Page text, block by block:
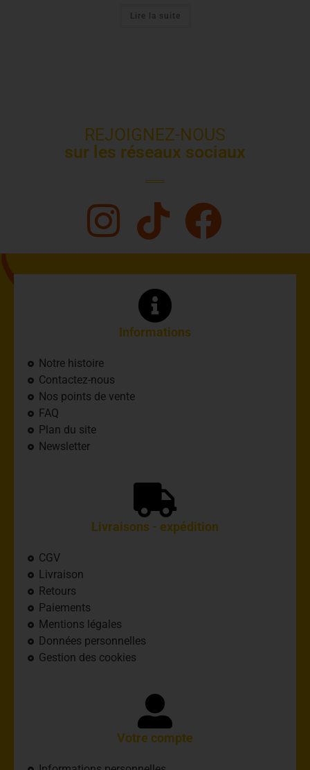
Lire la suite
REJOIGNEZ-NOUS
sur les réseaux sociaux
Informations
Notre histoire
Contactez-nous
Nos points de vente
FAQ
Plan du site
Newsletter
Livraisons - expédition
CGV
Livraison
Retours
Paiements
Mentions légales
Données personnelles
Gestion des cookies
Votre compte